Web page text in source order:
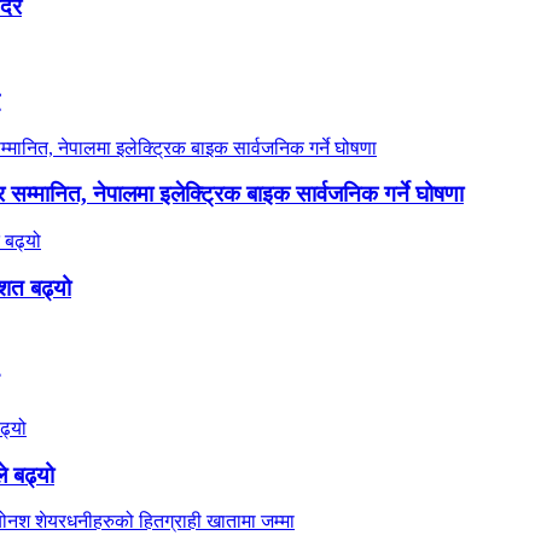
सम्मानित, नेपालमा इलेक्ट्रिक बाइक सार्वजनिक गर्ने घोषणा
बढ्यो
बढ्यो